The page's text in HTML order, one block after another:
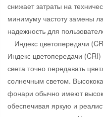
снижает затраты на
минимуму частоту замены
надежность для
Индекс цветопередачи
Индекс цветопередачи
света точно передавать
солнечным светом.
фонари обычно имеют
обеспечивая яркую и